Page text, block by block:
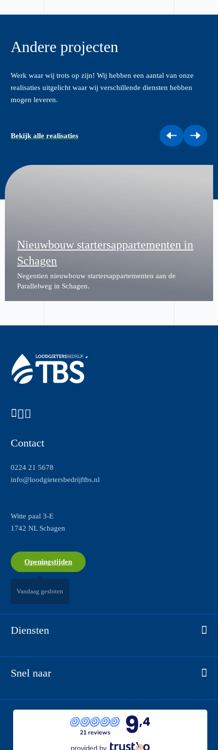
Andere projecten
Werk waar wij trots op zijn! Wij hebben een aantal van onze
realisaties uitgelicht waar wij verschillende diensten hebben
mogen leveren.
Bekijk alle realisaties
Nieuwbouw startersappartementen in
Schagen
Negentien nieuwbouw startersappartementen aan de
Parallelweg in Schagen.
Contact
0224 21 5678
info@loodgietersbedrijftbs.nl
Witte paal 3-E
1742 NL Schagen
Openingstijden
Vandaag gesloten
Diensten
Luchtbehandeling
Warmtepomp
Dak- & zinkwerk
Snel naar
Alle realisaties
Vacatures
21 reviews 9,4
provided by